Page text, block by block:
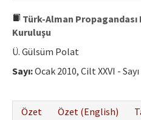
Türk-Alman Propagandası
Kuruluşu
Ü. Gülsüm Polat
Sayı:Ocak 2010, Cilt XXVI - Sayı
Özet
Özet (English)